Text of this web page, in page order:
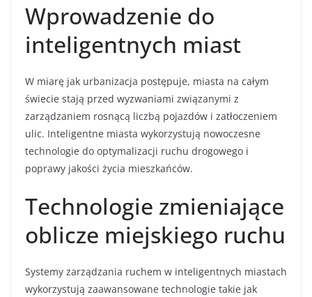
Wprowadzenie do
inteligentnych miast
W miarę jak urbanizacja postępuje, miasta na całym
świecie stają przed wyzwaniami związanymi z
zarządzaniem rosnącą liczbą pojazdów i zatłoczeniem
ulic. Inteligentne miasta wykorzystują nowoczesne
technologie do optymalizacji ruchu drogowego i
poprawy jakości życia mieszkańców.
Technologie zmieniające
oblicze miejskiego ruchu
Systemy zarządzania ruchem w inteligentnych miastach
wykorzystują zaawansowane technologie takie jak